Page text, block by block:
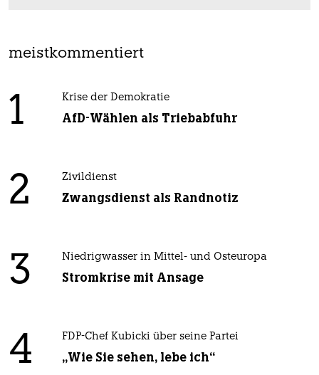
meistkommentiert
1 Krise der Demokratie
AfD-Wählen als Triebabfuhr
2 Zivildienst
Zwangsdienst als Randnotiz
3 Niedrigwasser in Mittel- und Osteuropa
Stromkrise mit Ansage
4 FDP-Chef Kubicki über seine Partei
„Wie Sie sehen, lebe ich“